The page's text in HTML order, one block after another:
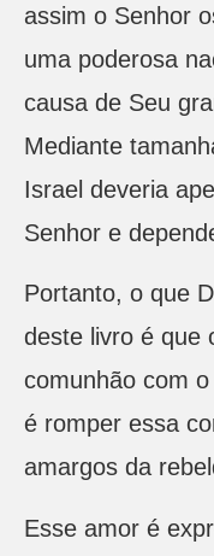
assim o Senhor
uma poderosa
causa de Seu
Mediante
Israel deveria
Senhor e
Portanto, o que
deste livro é que
comunhão com
é romper essa
amargos da
Esse amor é